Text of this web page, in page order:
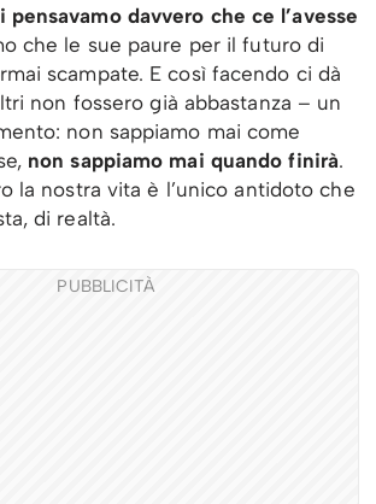
davvero che ce l’avesse
che le sue paure per il futuro di
scampate. E così facendo ci dà
non fossero già abbastanza – un
non sappiamo mai come
non sappiamo mai quando finirà.
la nostra vita è l’unico antidoto che
di realtà.
PUBBLICITÀ